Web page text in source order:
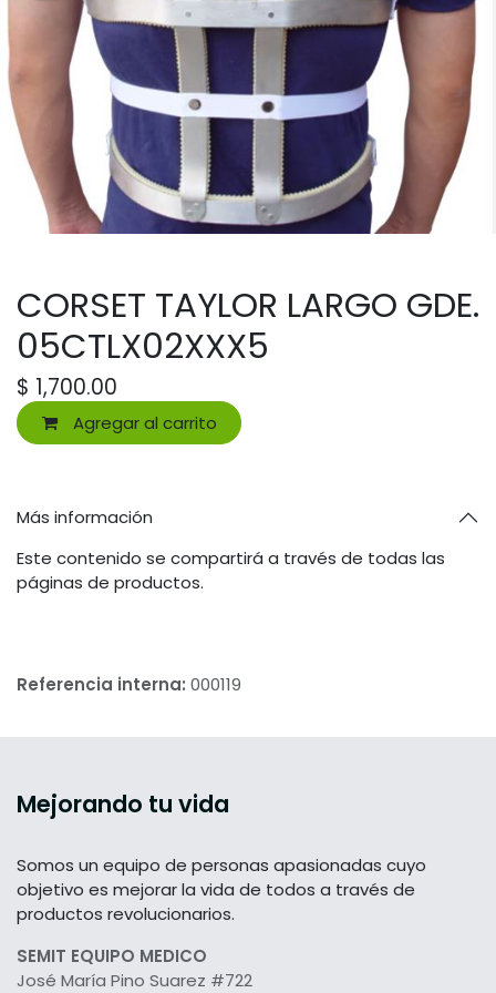
CORSET TAYLOR LARGO GDE.
05CTLX02XXX5
$ 1,700.00
Agregar al carrito
Más información
Este contenido se compartirá a través de todas las
páginas de productos.
Referencia interna: 000119
Mejorando tu vida
Somos un equipo de personas apasionadas cuyo
objetivo es mejorar la vida de todos a través de
productos revolucionarios.
SEMIT EQUIPO MEDICO
José María Pino Suarez #722